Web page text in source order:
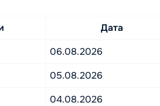
Дата
06.08.2026
05.08.2026
04.08.2026